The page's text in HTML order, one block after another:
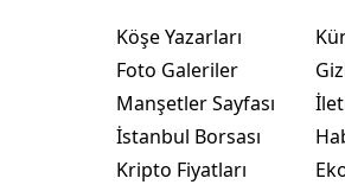
Köşe Yazarları
Foto Galeriler
Manşetler Sayfası
İstanbul Borsası
Kripto Fiyatları